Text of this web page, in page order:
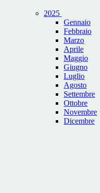
2025
Gennaio
Febbraio
Marzo
Aprile
Maggio
Giugno
Luglio
Agosto
Settembre
Ottobre
Novembre
Dicembre